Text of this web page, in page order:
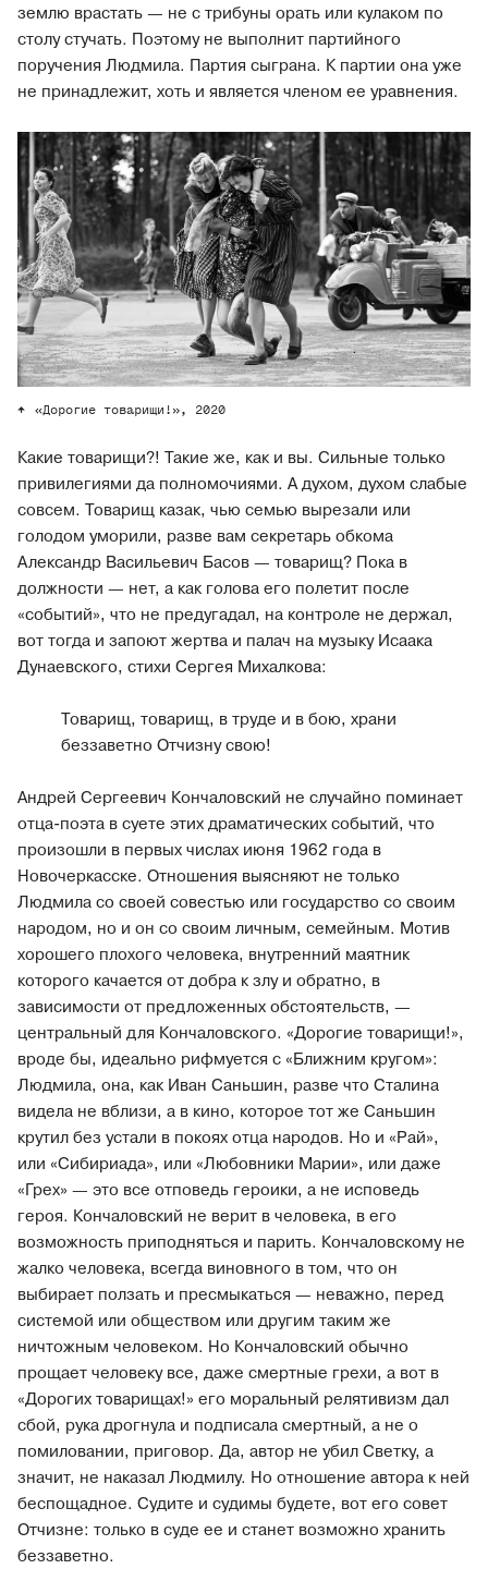
землю врастать — не с трибуны орать или кулаком по
столу стучать. Поэтому не выполнит партийного
поручения Людмила. Партия сыграна. К партии она уже
не принадлежит, хоть и является членом ее уравнения.
«Дорогие товарищи!», 2020
Какие товарищи?! Такие же, как и вы. Сильные только
привилегиями да полномочиями. А духом, духом слабые
совсем. Товарищ казак, чью семью вырезали или
голодом уморили, разве вам секретарь обкома
Александр Васильевич Басов — товарищ? Пока в
должности — нет, а как голова его полетит после
«событий», что не предугадал, на контроле не держал,
вот тогда и запоют жертва и палач на музыку Исаака
Дунаевского, стихи Сергея Михалкова:
Товарищ, товарищ, в труде и в бою, храни
беззаветно Отчизну свою!
Андрей Сергеевич Кончаловский не случайно поминает
отца-поэта в суете этих драматических событий, что
произошли в первых числах июня 1962 года в
Новочеркасске. Отношения выясняют не только
Людмила со своей совестью или государство со своим
народом, но и он со своим личным, семейным. Мотив
хорошего плохого человека, внутренний маятник
которого качается от добра к злу и обратно, в
зависимости от предложенных обстоятельств, —
центральный для Кончаловского. «Дорогие товарищи!»,
вроде бы, идеально рифмуется с «Ближним кругом»:
Людмила, она, как Иван Саньшин, разве что Сталина
видела не вблизи, а в кино, которое тот же Саньшин
крутил без устали в покоях отца народов. Но и «Рай»,
или «Сибириада», или «Любовники Марии», или даже
«Грех» — это все отповедь героики, а не исповедь
героя. Кончаловский не верит в человека, в его
возможность приподняться и парить. Кончаловскому не
жалко человека, всегда виновного в том, что он
выбирает ползать и пресмыкаться — неважно, перед
системой или обществом или другим таким же
ничтожным человеком. Но Кончаловский обычно
прощает человеку все, даже смертные грехи, а вот в
«Дорогих товарищах!» его моральный релятивизм дал
сбой, рука дрогнула и подписала смертный, а не о
помиловании, приговор. Да, автор не убил Светку, а
значит, не наказал Людмилу. Но отношение автора к ней
беспощадное. Судите и судимы будете, вот его совет
Отчизне: только в суде ее и станет возможно хранить
беззаветно.